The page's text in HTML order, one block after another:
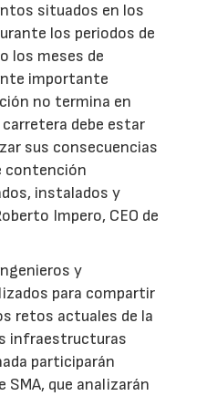
situados en los
los periodos de
los meses de
importante
no termina en
debe estar
sus consecuencias
contención
instalados y
Impero, CEO de
y
para compartir
retos actuales de la
infraestructuras
participarán
que analizarán